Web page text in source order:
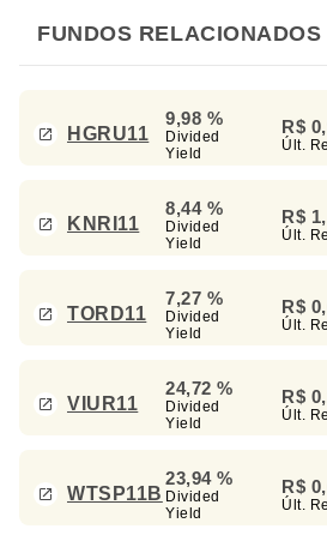
FUNDOS RELACIONADOS
HGRU11
9,98 %
Divided
Yield
R$
Últ.
KNRI11
8,44 %
Divided
Yield
R$
Últ.
TORD11
7,27 %
Divided
Yield
R$
Últ.
VIUR11
24,72 %
Divided
Yield
R$
Últ.
WTSP11B
23,94 %
Divided
Yield
R$
Últ.